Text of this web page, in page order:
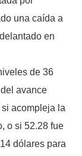
una caída a
en
de 36
avance
acompleja la
o si 52.28 fue
dólares para